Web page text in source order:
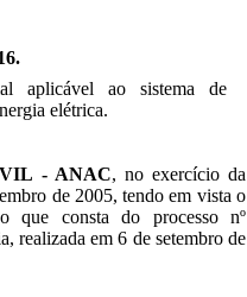
.
aplicável ao sistema de
elétrica.
- ANAC, no exercício da
de 2005, tendo em vista o
consta do processo nº
realizada em 6 de setembro de